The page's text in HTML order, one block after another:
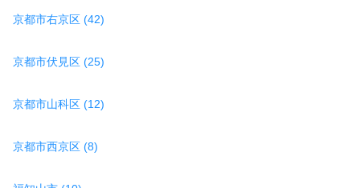
京都市右京区 (42)
京都市伏見区 (25)
京都市山科区 (12)
京都市西京区 (8)